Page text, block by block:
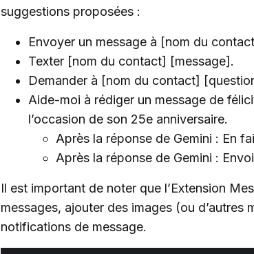
suggestions proposées :
Envoyer un message à [nom du
Texter [nom du contact] [message].
Demander à [nom du contact]
Aide-moi à rédiger un message de
l’occasion de son 25e anniversaire.
Après la réponse de Gemini : En
Après la réponse de Gemini :
Il est important de noter que l’Extension
messages, ajouter des images (ou d’autres
notifications de message.